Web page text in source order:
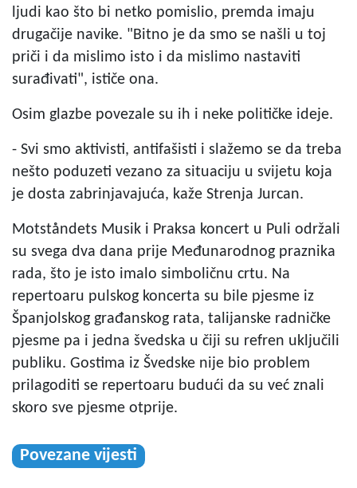
ljudi kao što bi netko pomislio, premda imaju
drugačije navike. "Bitno je da smo se našli u toj
priči i da mislimo isto i da mislimo nastaviti
surađivati", ističe ona.
Osim glazbe povezale su ih i neke političke ideje.
- Svi smo aktivisti, antifašisti i slažemo se da treba
nešto poduzeti vezano za situaciju u svijetu koja
je dosta zabrinjavajuća, kaže Strenja Jurcan.
Motståndets Musik i Praksa koncert u Puli održali
su svega dva dana prije Međunarodnog praznika
rada, što je isto imalo simboličnu crtu. Na
repertoaru pulskog koncerta su bile pjesme iz
Španjolskog građanskog rata, talijanske radničke
pjesme pa i jedna švedska u čiji su refren uključili
publiku. Gostima iz Švedske nije bio problem
prilagoditi se repertoaru budući da su već znali
skoro sve pjesme otprije.
Povezane vijesti